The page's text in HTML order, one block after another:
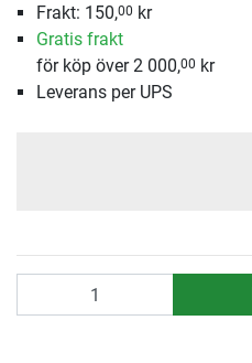
Frakt: 150,00 kr
Gratis frakt
för köp över 2 000,00 kr
Leverans per UPS